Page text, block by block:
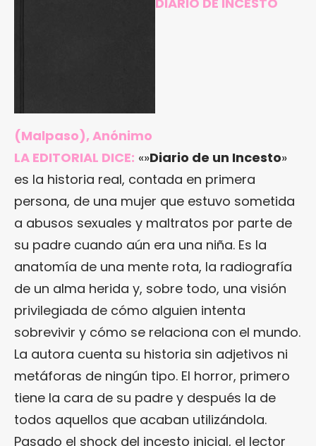
(Malpaso), Anónimo
LA EDITORIAL DICE: «»Diario de un Incesto»
es la historia real, contada en primera
persona, de una mujer que estuvo sometida
a abusos sexuales y maltratos por parte de
su padre cuando aún era una niña. Es la
anatomía de una mente rota, la radiografía
de un alma herida y, sobre todo, una visión
privilegiada de cómo alguien intenta
sobrevivir y cómo se relaciona con el mundo.
La autora cuenta su historia sin adjetivos ni
metáforas de ningún tipo. El horror, primero
tiene la cara de su padre y después la de
todos aquellos que acaban utilizándola.
Pasado el shock del incesto inicial, el lector